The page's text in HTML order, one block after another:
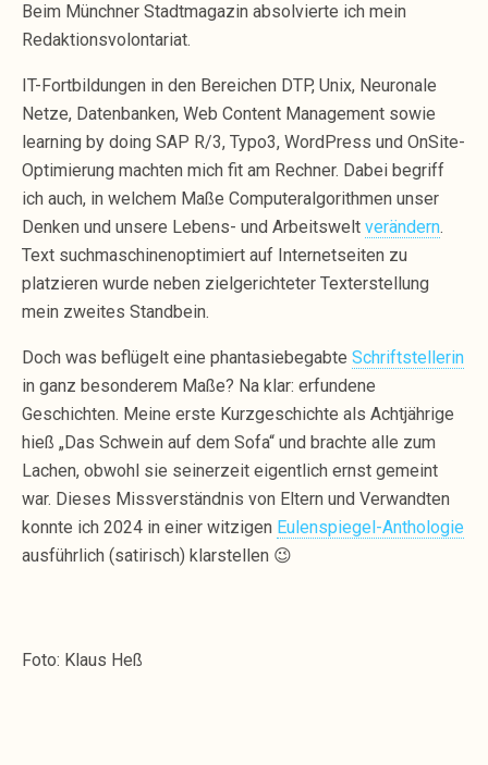
Beim Münchner Stadtmagazin absolvierte ich mein
Redaktionsvolontariat.
IT-Fortbildungen in den Bereichen DTP, Unix, Neuronale
Netze, Datenbanken, Web Content Management sowie
learning by doing SAP R/3, Typo3, WordPress und OnSite-
Optimierung machten mich fit am Rechner. Dabei begriff
ich auch, in welchem Maße Computeralgorithmen unser
Denken und unsere Lebens- und Arbeitswelt verändern.
Text suchmaschinenoptimiert auf Internetseiten zu
platzieren wurde neben zielgerichteter Texterstellung
mein zweites Standbein.
Doch was beflügelt eine phantasiebegabte Schriftstellerin
in ganz besonderem Maße? Na klar: erfundene
Geschichten. Meine erste Kurzgeschichte als Achtjährige
hieß „Das Schwein auf dem Sofa“ und brachte alle zum
Lachen, obwohl sie seinerzeit eigentlich ernst gemeint
war. Dieses Missverständnis von Eltern und Verwandten
konnte ich 2024 in einer witzigen Eulenspiegel-Anthologie
ausführlich (satirisch) klarstellen 😉
Foto: Klaus Heß